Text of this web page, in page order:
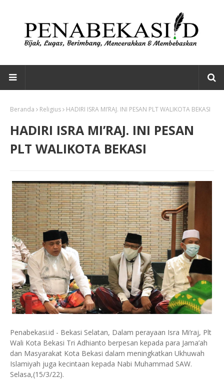
Beranda Religius HADIRI ISRA MI’RAJ. INI PESAN PLT WALIKOTA BEKASI
HADIRI ISRA MI’RAJ. INI PESAN
PLT WALIKOTA BEKASI
Penabekasi.id - Bekasi Selatan, Dalam perayaan Isra Mi’raj, Plt
Wali Kota Bekasi Tri Adhianto berpesan kepada para Jama’ah
dan Masyarakat Kota Bekasi dalam meningkatkan Ukhuwah
Islamiyah juga kecintaan kepada Nabi Muhammad SAW.
Selasa,(15/3/22).